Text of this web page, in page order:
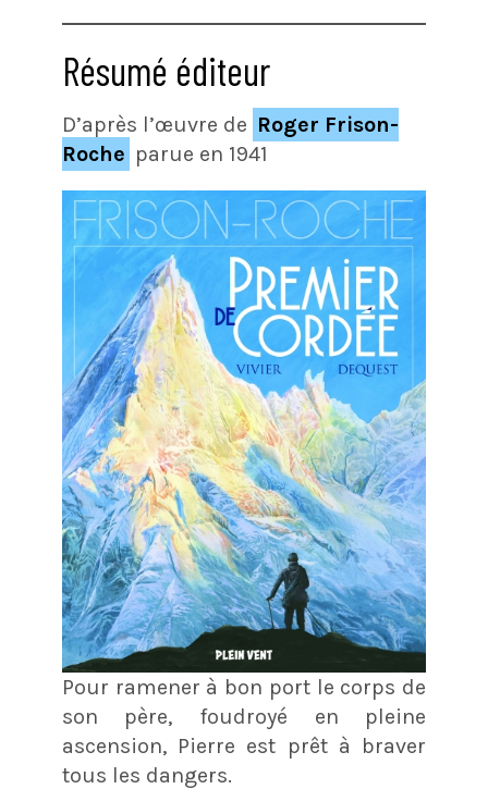
Résumé éditeur
D’après l’œuvre de Roger Frison-
Roche parue en 1941
Pour ramener à bon port le corps de
son père, foudroyé en pleine
ascension, Pierre est prêt à braver
tous les dangers.